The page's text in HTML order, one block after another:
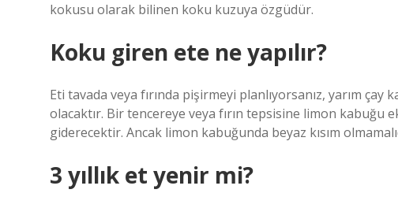
kokusu olarak bilinen koku kuzuya özgüdür.
Koku giren ete ne yapılır?
Eti tavada veya fırında pişirmeyi planlıyorsanız, yarım çay
olacaktır. Bir tencereye veya fırın tepsisine limon
giderecektir. Ancak limon kabuğunda beyaz kısım
3 yıllık et yenir mi?